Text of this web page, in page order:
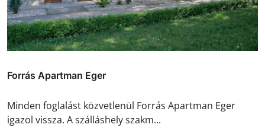
Forrás Apartman Eger
Minden foglalást közvetlenül Forrás Apartman Eger
igazol vissza. A szálláshely szakm...